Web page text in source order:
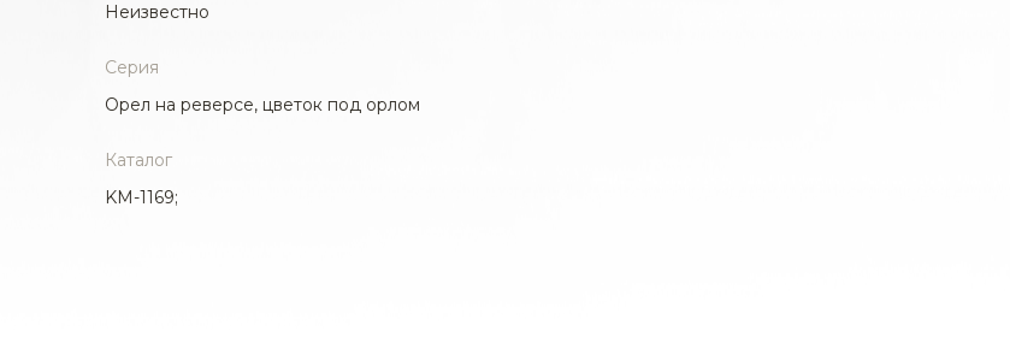
Неизвестно
Серия
Орел на реверсе, цветок под орлом
Каталог
KM-1169;